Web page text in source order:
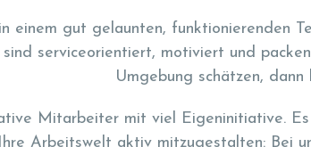
einem gut gelaunten, funktionierenden
sind serviceorientiert, motiviert und
Umgebung schätzen,
Mitarbeiter mit viel Eigeninitiative.
Arbeitswelt aktiv mitzugestalten: Bei